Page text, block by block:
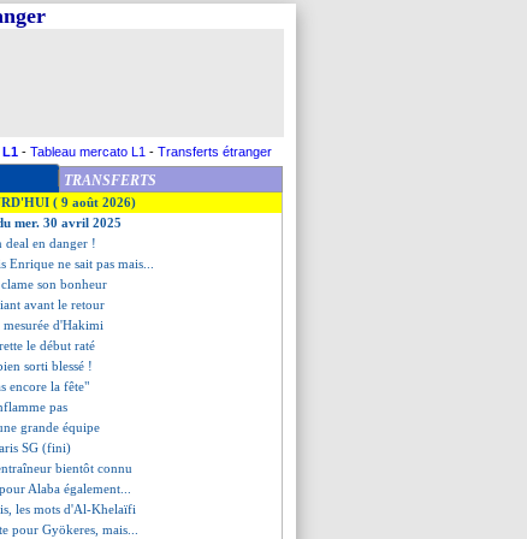
L1 - Tableau mercato L1 - Transferts étranger
TRANSFERTS
( 9 août 2026)
mer. 30 avril 2025
deal en danger !
Enrique ne sait pas mais...
son bonheur
avant le retour
mesurée d'Hakimi
le début raté
sorti blessé !
encore la fête"
pas
grande équipe
SG (fini)
bientôt connu
Alaba également...
les mots d'Al-Khelaïfi
pour Gyökeres, mais...